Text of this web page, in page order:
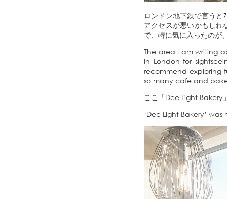
ロンドン地下鉄で言う
アクセスが悪いかもしれ
で、特に気に入ったのが
The area I am writing
in London for
recommend exploring
so many cafe and
ここ「Dee Light Bakery
‘Dee Light Bakery’